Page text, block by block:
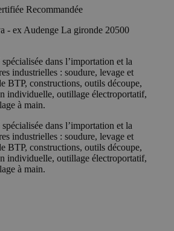
Recommandée
- ex Audenge La gironde 20500
dans l’importation et la
industrielles : soudure, levage et
BTP, constructions, outils découpe,
individuelle, outillage électroportatif,
à main.
dans l’importation et la
industrielles : soudure, levage et
BTP, constructions, outils découpe,
individuelle, outillage électroportatif,
à main.